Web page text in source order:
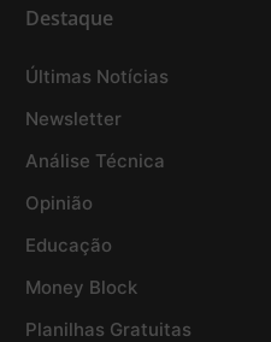
Destaque
Últimas Notícias
Newsletter
Análise Técnica
Opinião
Educação
Money Block
Planilhas Gratuitas